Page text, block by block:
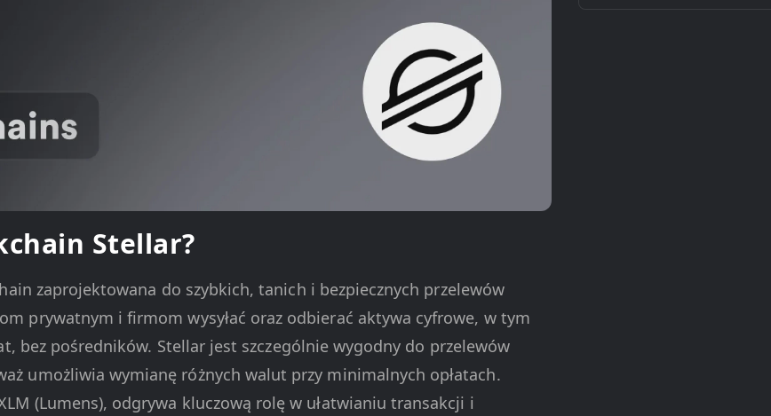
Stellar?
zaprojektowana do szybkich, tanich i bezpiecznych przelewów
prywatnym i firmom wysyłać oraz odbierać aktywa cyfrowe, w tym
bez pośredników. Stellar jest szczególnie wygodny do przelewów
umożliwia wymianę różnych walut przy minimalnych opłatach.
(Lumens), odgrywa kluczową rolę w ułatwianiu transakcji i